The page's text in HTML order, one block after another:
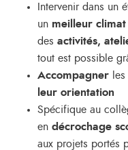
Intervenir dans un
un meilleur
des activités,
tout est possible
Accompagner
leur orientation
Spécifique au
en décrochage
aux projets portés